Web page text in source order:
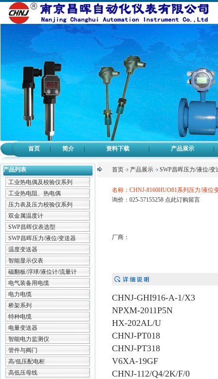
首页 简介 资料下载 产品展示
产品列表
工业热电偶及校验仪系列
工业热电阻、热电偶
压力表及压力校验仪系列
双金属温度计
SWP昌晖仪表选型
SWP昌晖压力/液位/变送器
温度变送器
智能显示仪表
磁翻板/浮球/液位计/流量计
电气装备用电缆
电力电缆
桥架系列
特种电缆
电量变送器
智能电力监测仪
管件与阀门
高/低压配电柜
高低压母线
首页 产品展示 SWP昌晖压力/液位/变
名称：CHNJ-8160HUO81系列压力/液位
询价：025-57155258 点此订购留言
厂商：
CHNJ-GHI916-A-1/X3
NPXM-2011P5N
HX-202AL/U
CHNJ-PT018
CHNJ-PT318
V6XA-19GF
CHNJ-112/Q4/2K/F/0